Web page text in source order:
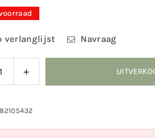
verlanglijst Navraag
Verhoog
de
voor